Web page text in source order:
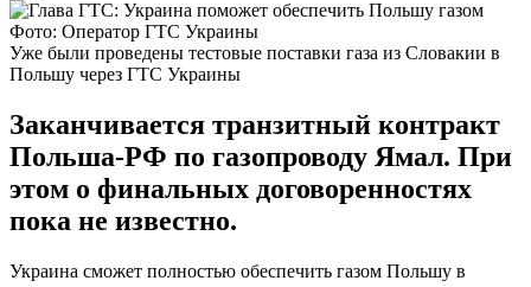
Фото: Оператор ГТС Украины
Уже были проведены тестовые поставки газа из Словакии в
Польшу через ГТС Украины
Заканчивается транзитный контракт
Польша-РФ по газопроводу Ямал. При
этом о финальных договоренностях
пока не известно.
Украина сможет полностью обеспечить газом Польшу в